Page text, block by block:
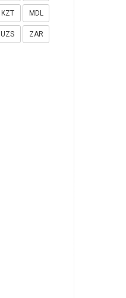
KZT MDL
UZS ZAR